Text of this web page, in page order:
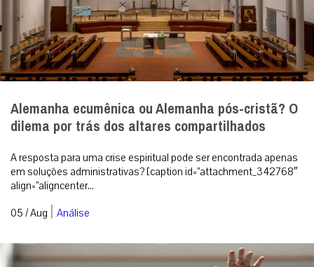
Alemanha ecumênica ou Alemanha pós-cristã? O
dilema por trás dos altares compartilhados
A resposta para uma crise espiritual pode ser encontrada apenas
em soluções administrativas? [caption id=”attachment_342768″
align=”aligncenter...
05 / Aug | Análise